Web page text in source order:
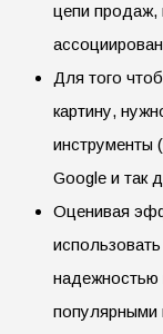
цепи продаж,
Для того
картину,
инструменты
Google и так
Оценивая
надежностью
популярными